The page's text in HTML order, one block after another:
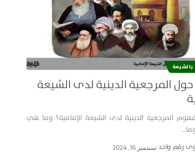
بالشيعة
المرجعية الدينية لدى الشيعة
المرجعية الدينية لدى الشيعة الإمامية؟ وما هي
رقم واحد سبتمبر 16, 2024